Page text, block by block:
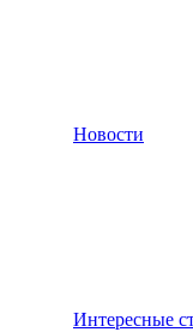
Новости
Интересные